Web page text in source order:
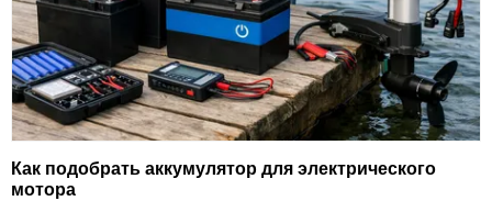
Как подобрать аккумулятор для электрического
мотора